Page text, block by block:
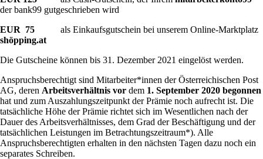
der bank99 gutgeschrieben wird
EUR 75 als Einkaufsgutschein bei unserem Online-Marktplatz
shöpping.at
Die Gutscheine können bis 31. Dezember 2021 eingelöst werden.
Anspruchsberechtigt sind Mitarbeiter*innen der Österreichischen Post
AG, deren Arbeitsverhältnis vor dem 1. September 2020 begonnen
hat und zum Auszahlungszeitpunkt der Prämie noch aufrecht ist. Die
tatsächliche Höhe der Prämie richtet sich im Wesentlichen nach der
Dauer des Arbeitsverhältnisses, dem Grad der Beschäftigung und der
tatsächlichen Leistungen im Betrachtungszeitraum*). Alle
Anspruchsberechtigten erhalten in den nächsten Tagen dazu noch ein
separates Schreiben.